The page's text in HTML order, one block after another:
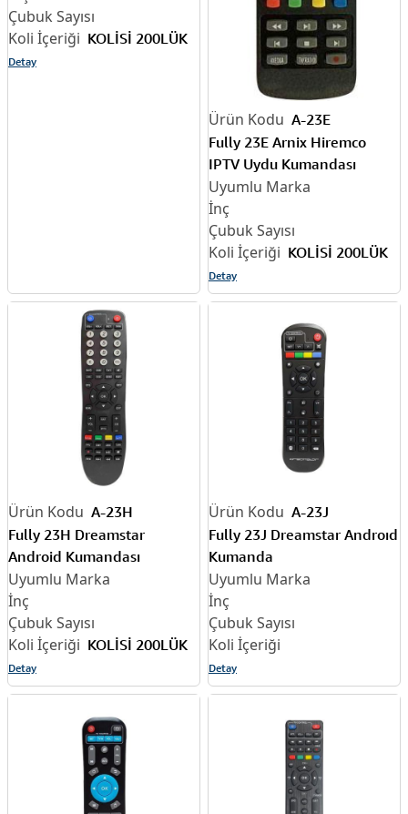
KOLİSİ 200LÜK
Detay
A-23E
Fully 23E Arnix Hiremco
IPTV Uydu Kumandası
KOLİSİ 200LÜK
Detay
A-23H
Fully 23H Dreamstar
Android Kumandası
KOLİSİ 200LÜK
Detay
A-23J
Fully 23J Dreamstar Androıd
Kumanda
Detay